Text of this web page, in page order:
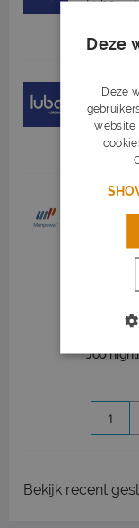
Luba
Luba
Job
1
Bekijk recent
Deze
Deze
website